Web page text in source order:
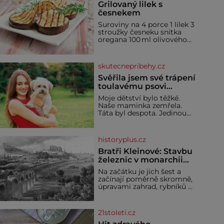
Grilovaný lilek s
česnekem
Suroviny na 4 porce 1 lilek 3
stroužky česneku snítka
oregana 100 ml olivového
grilovací hliníkové misky
narovnejte nasucho kolečka
lilku.
skutecnepribehy.cz
Svěřila jsem své trápení
toulavému psovi
Bobimu
Moje dětství bylo těžké.
Naše maminka zemřela.
Táta byl despota. Jedinou
jsem jako dítě měla peklo.
Maminka zemřela, když
jsem byla ještě malá. Otec
hodně pil a často dokázal
propít skoro celou výplatu.
Čtyři roky jsem chodila do
školy u nás na vesnici. Měli
mě tam rádi, protože
historyplus.cz
Bratři Kleinové: Stavbu
železnic v monarchii
ovládli samouci
Na začátku je jich šest a
začínají poměrně skromně,
úpravami zahrad, rybníků a
železnic. Během 40 let
vybudují na území
21stoleti.cz